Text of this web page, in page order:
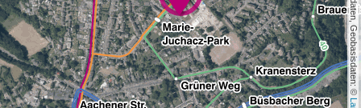
, Kartendaten, Geobasisdaten: ©